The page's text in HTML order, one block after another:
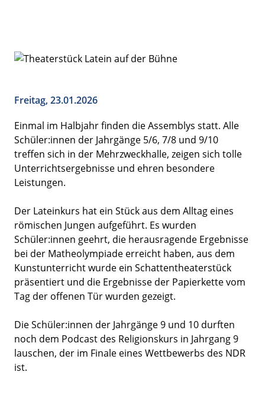
Freitag, 23.01.2026
Einmal im Halbjahr finden die Assemblys statt. Alle
Schüler:innen der Jahrgänge 5/6, 7/8 und 9/10
treffen sich in der Mehrzweckhalle, zeigen sich tolle
Unterrichtsergebnisse und ehren besondere
Leistungen.
Der Lateinkurs hat ein Stück aus dem Alltag eines
römischen Jungen aufgeführt. Es wurden
Schüler:innen geehrt, die herausragende Ergebnisse
bei der Matheolympiade erreicht haben, aus dem
Kunstunterricht wurde ein Schattentheaterstück
präsentiert und die Ergebnisse der Papierkette vom
Tag der offenen Tür wurden gezeigt.
Die Schüler:innen der Jahrgänge 9 und 10 durften
noch dem Podcast des Religionskurs in Jahrgang 9
lauschen, der im Finale eines Wettbewerbs des NDR
ist.